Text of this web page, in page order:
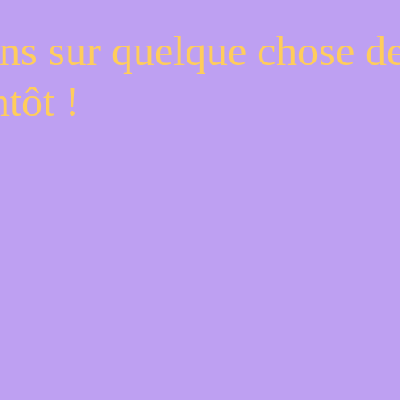
sur quelque chose
!